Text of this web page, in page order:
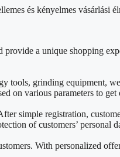
és kényelmes vásárlási
a unique shopping
grinding equipment,
on various parameters to
simple registration,
of customers’ personal
With personalized